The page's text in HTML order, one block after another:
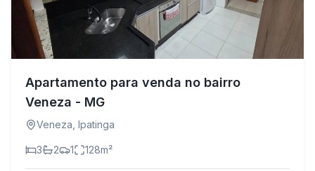
Apartamento para venda no bairro
Veneza - MG
Veneza Ipatinga
3 2 1 128m²